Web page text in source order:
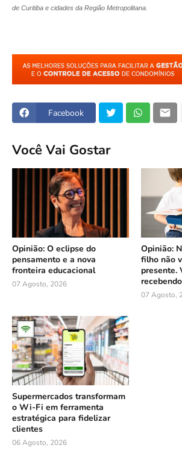
de Curitiba e cidades da Região Metropolitana.
Facebook
Você Vai Gostar
Opinião: O eclipse do
pensamento e a nova
fronteira educacional
07 Agosto, 2026
Opinião:
filho não
presente.
recebendo
07 Agosto,
Supermercados transformam
o Wi-Fi em ferramenta
estratégica para fidelizar
clientes
06 Agosto, 2026